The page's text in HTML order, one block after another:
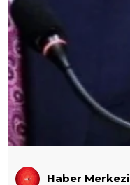
Haber Merkezi